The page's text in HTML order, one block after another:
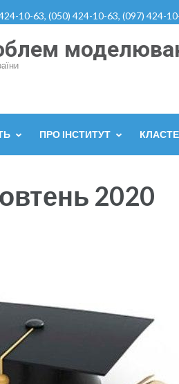
10-63, (050) 424-10-63, (097) 424-
ПРО ІНСТИТУТ
2020